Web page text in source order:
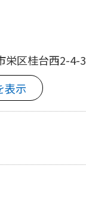
栄区桂台西2-4-3
表示